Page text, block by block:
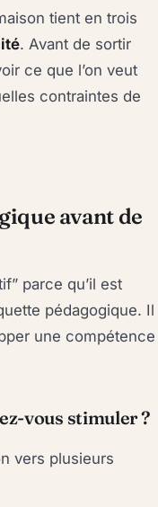
tient en trois
. Avant de sortir
ce que l’on veut
contraintes de
avant de
parce qu’il est
pédagogique. Il
une compétence
vous stimuler ?
vers plusieurs